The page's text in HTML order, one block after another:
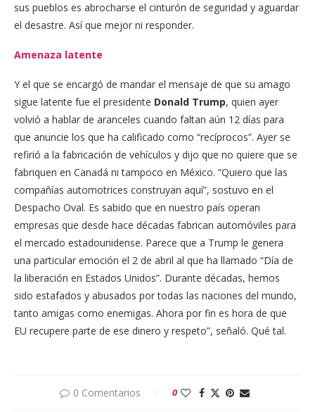
sus pueblos es abrocharse el cinturón de seguridad y aguardar
el desastre. Así que mejor ni responder.
Amenaza latente
Y el que se encargó de mandar el mensaje de que su amago
sigue latente fue el presidente Donald Trump, quien ayer
volvió a hablar de aranceles cuando faltan aún 12 días para
que anuncie los que ha calificado como “recíprocos”. Ayer se
refirió a la fabricación de vehículos y dijo que no quiere que se
fabriquen en Canadá ni tampoco en México. “Quiero que las
compañías automotrices construyan aquí”, sostuvo en el
Despacho Oval. Es sabido que en nuestro país operan
empresas que desde hace décadas fabrican automóviles para
el mercado estadounidense. Parece que a Trump le genera
una particular emoción el 2 de abril al que ha llamado “Día de
la liberación en Estados Unidos”. Durante décadas, hemos
sido estafados y abusados por todas las naciones del mundo,
tanto amigas como enemigas. Ahora por fin es hora de que
EU recupere parte de ese dinero y respeto”, señaló. Qué tal.
0 Comentarios 0